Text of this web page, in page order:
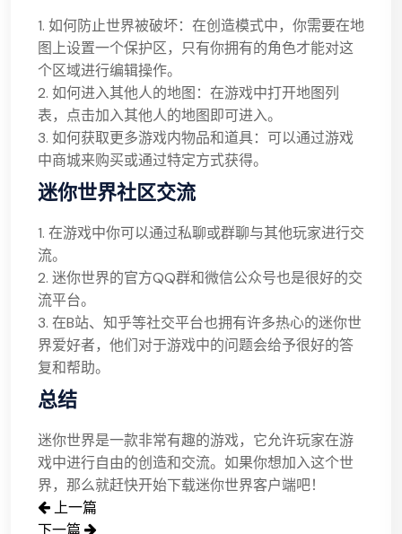
1. 如何防止世界被破坏：在创造模式中，你需要在地
图上设置一个保护区，只有你拥有的角色才能对这
个区域进行编辑操作。
2. 如何进入其他人的地图：在游戏中打开地图列
表，点击加入其他人的地图即可进入。
3. 如何获取更多游戏内物品和道具：可以通过游戏
中商城来购买或通过特定方式获得。
迷你世界社区交流
1. 在游戏中你可以通过私聊或群聊与其他玩家进行交
流。
2. 迷你世界的官方QQ群和微信公众号也是很好的交
流平台。
3. 在B站、知乎等社交平台也拥有许多热心的迷你世
界爱好者，他们对于游戏中的问题会给予很好的答
复和帮助。
总结
迷你世界是一款非常有趣的游戏，它允许玩家在游
戏中进行自由的创造和交流。如果你想加入这个世
界，那么就赶快开始下载迷你世界客户端吧！
上一篇
下一篇